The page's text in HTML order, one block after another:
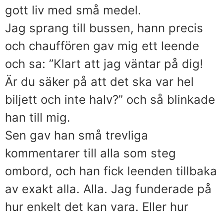
gott liv med små medel.
Jag sprang till bussen, hann precis
och chauffören gav mig ett leende
och sa: ”Klart att jag väntar på dig!
Är du säker på att det ska var hel
biljett och inte halv?” och så blinkade
han till mig.
Sen gav han små trevliga
kommentarer till alla som steg
ombord, och han fick leenden tillbaka
av exakt alla. Alla. Jag funderade på
hur enkelt det kan vara. Eller hur